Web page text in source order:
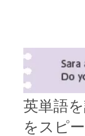
英単語
をスピ